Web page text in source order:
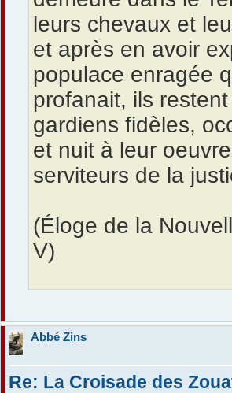
leurs chevaux et
et après en avoir
populace enragée
profanait, ils
gardiens fidèles,
et nuit à leur
serviteurs de la
(Éloge de la
V)
Abbé Zins
Re: La Croisade des